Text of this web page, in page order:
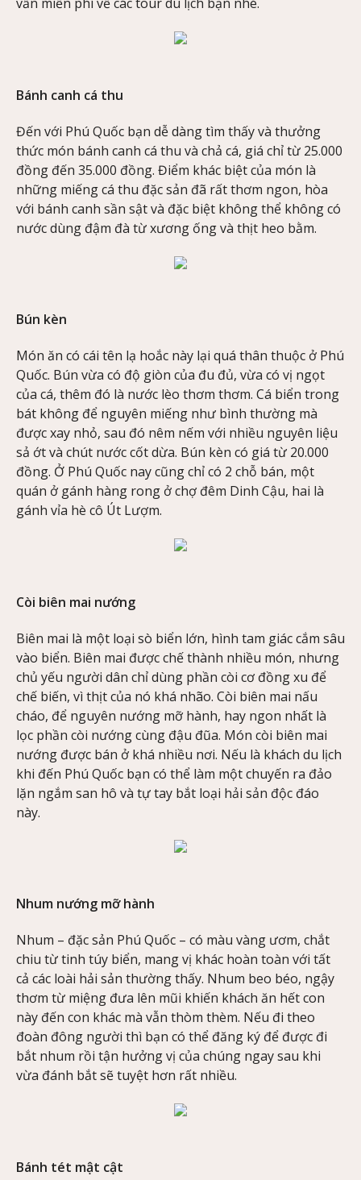
vấn miễn phí về các tour du lịch bạn nhé.
Bánh canh cá thu
Đến với Phú Quốc bạn dễ dàng tìm thấy và thưởng
thức món bánh canh cá thu và chả cá, giá chỉ từ 25.000
đồng đến 35.000 đồng. Điểm khác biệt của món là
những miếng cá thu đặc sản đã rất thơm ngon, hòa
với bánh canh sần sật và đặc biệt không thể không có
nước dùng đậm đà từ xương ống và thịt heo bằm.
Bún kèn
Món ăn có cái tên lạ hoắc này lại quá thân thuộc ở Phú
Quốc. Bún vừa có độ giòn của đu đủ, vừa có vị ngọt
của cá, thêm đó là nước lèo thơm thơm. Cá biển trong
bát không để nguyên miếng như bình thường mà
được xay nhỏ, sau đó nêm nếm với nhiều nguyên liệu
sả ớt và chút nước cốt dừa. Bún kèn có giá từ 20.000
đồng. Ở Phú Quốc nay cũng chỉ có 2 chỗ bán, một
quán ở gánh hàng rong ở chợ đêm Dinh Cậu, hai là
gánh vỉa hè cô Út Lượm.
Còi biên mai nướng
Biên mai là một loại sò biển lớn, hình tam giác cắm sâu
vào biển. Biên mai được chế thành nhiều món, nhưng
chủ yếu người dân chỉ dùng phần còi cơ đồng xu để
chế biến, vì thịt của nó khá nhão. Còi biên mai nấu
cháo, để nguyên nướng mỡ hành, hay ngon nhất là
lọc phần còi nướng cùng đậu đũa. Món còi biên mai
nướng được bán ở khá nhiều nơi. Nếu là khách du lịch
khi đến Phú Quốc bạn có thể làm một chuyến ra đảo
lặn ngắm san hô và tự tay bắt loại hải sản độc đáo
này.
Nhum nướng mỡ hành
Nhum – đặc sản Phú Quốc – có màu vàng ươm, chắt
chiu từ tinh túy biển, mang vị khác hoàn toàn với tất
cả các loài hải sản thường thấy. Nhum beo béo, ngậy
thơm từ miệng đưa lên mũi khiến khách ăn hết con
này đến con khác mà vẫn thòm thèm. Nếu đi theo
đoàn đông người thì bạn có thể đăng ký để được đi
bắt nhum rồi tận hưởng vị của chúng ngay sau khi
vừa đánh bắt sẽ tuyệt hơn rất nhiều.
Bánh tét mật cật